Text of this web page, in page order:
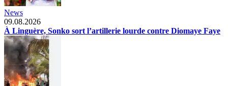
News
09.08.2026
À Linguère, Sonko sort l’artillerie lourde contre Diomaye Faye